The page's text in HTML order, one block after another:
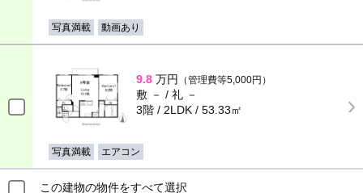
写真満載 動画あり
9.8 万円 （管理費等5,000円）
敷 － / 礼 －
3階 / 2LDK / 53.33㎡
写真満載 エアコン
この建物の物件をすべて選択